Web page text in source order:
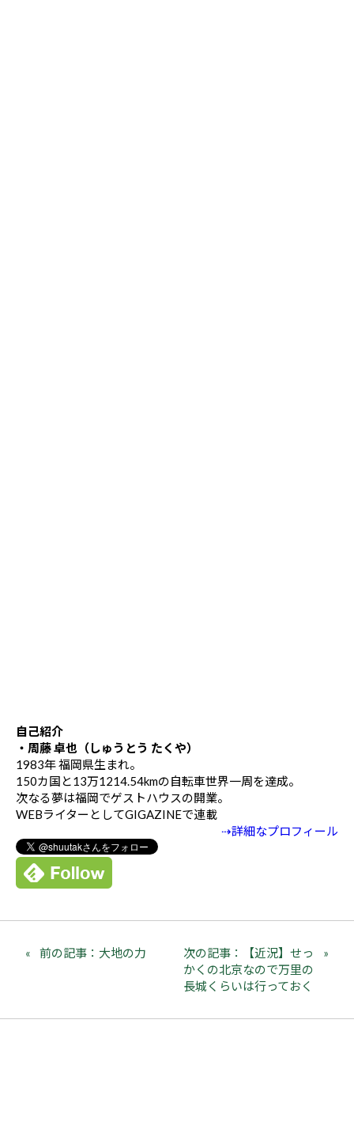
自己紹介
・周藤 卓也（しゅうとう たくや）
1983年 福岡県生まれ。
150カ国と13万1214.54kmの自転車世界一周を達成。
次なる夢は福岡でゲストハウスの開業。
WEBライターとしてGIGAZINEで連載
⇢詳細なプロフィール
前の記事：大地の力
次の記事：【近況】せっ
かくの北京なので万里の
長城くらいは行っておく